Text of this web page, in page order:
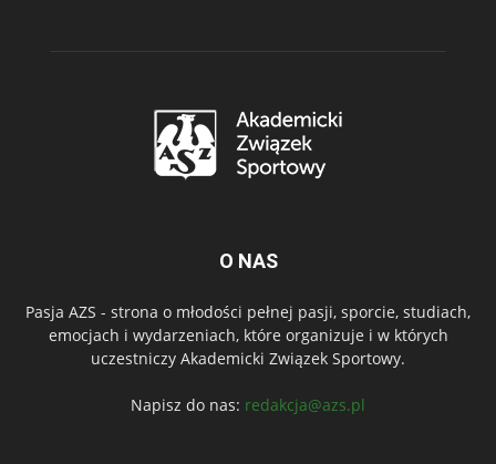
O NAS
Pasja AZS - strona o młodości pełnej pasji, sporcie, studiach,
emocjach i wydarzeniach, które organizuje i w których
uczestniczy Akademicki Związek Sportowy.
Napisz do nas: redakcja@azs.pl